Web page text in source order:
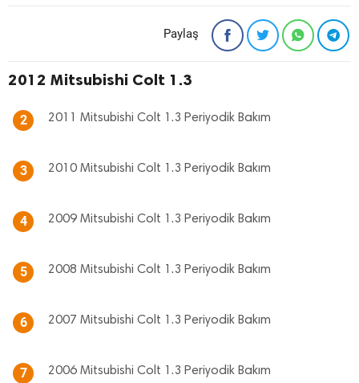
Paylaş
2012 Mitsubishi Colt 1.3
2 2011 Mitsubishi Colt 1.3 Periyodik Bakım
3 2010 Mitsubishi Colt 1.3 Periyodik Bakım
4 2009 Mitsubishi Colt 1.3 Periyodik Bakım
5 2008 Mitsubishi Colt 1.3 Periyodik Bakım
6 2007 Mitsubishi Colt 1.3 Periyodik Bakım
7 2006 Mitsubishi Colt 1.3 Periyodik Bakım